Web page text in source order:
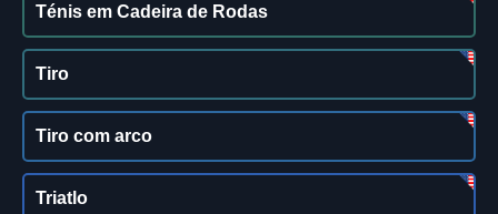
Ténis em Cadeira de Rodas
Tiro
Tiro com arco
Triatlo